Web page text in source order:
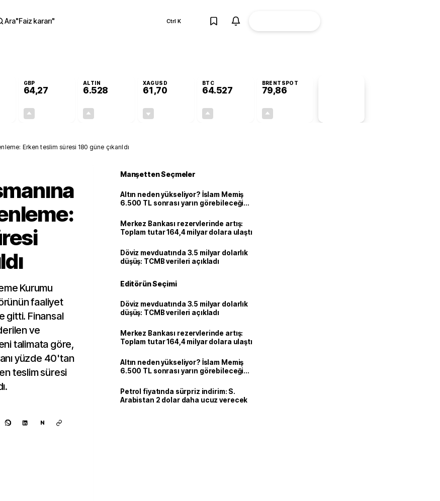
Ara"Faiz kararı" Ctrl K
GBP
64,27
ALTIN
6.528
XAGUSD
61,70
BTC
64.527
BRENTSPOT
79,86
Erken teslim süresi 180 güne çıkarıldı
Kurumu
faaliyet
gitti. Finansal
ve
talimata göre,
yüzde 40'tan
teslim süresi
N
Manşetten Seçmeler
Altın neden yükseliyor? İslam Memiş
6.500 TL sonrası yarın görebileceği
Merkez Bankası rezervlerinde artış:
Toplam tutar 164,4 milyar dolara ulaştı
Döviz mevduatında 3.5 milyar dolarlık
düşüş: TCMB verileri açıkladı
Editörün Seçimi
Döviz mevduatında 3.5 milyar dolarlık
düşüş: TCMB verileri açıkladı
Merkez Bankası rezervlerinde artış:
Toplam tutar 164,4 milyar dolara ulaştı
Altın neden yükseliyor? İslam Memiş
6.500 TL sonrası yarın görebileceği
Petrol fiyatında sürpriz indirim: S.
Arabistan 2 dolar daha ucuz verecek